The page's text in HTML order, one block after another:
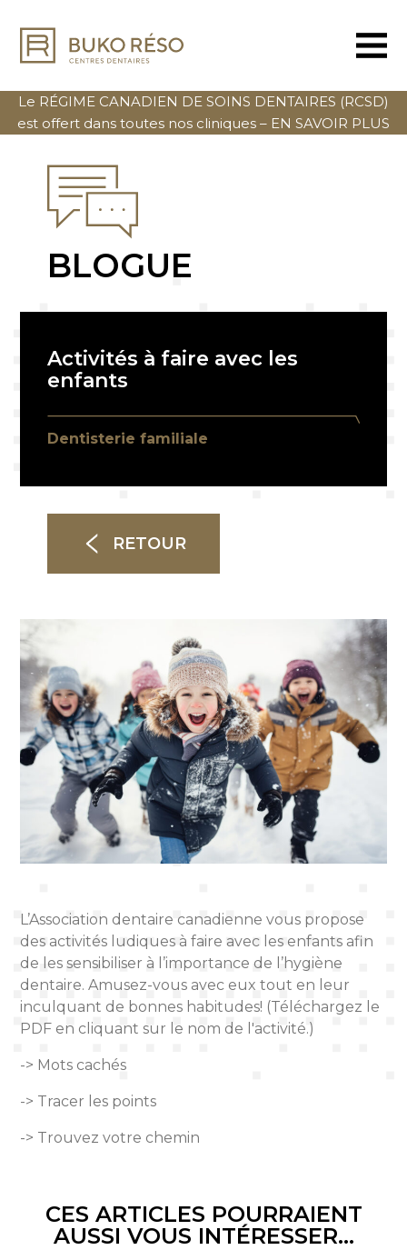
Le RÉGIME CANADIEN DE SOINS DENTAIRES (RCSD)
est offert dans toutes nos cliniques – EN SAVOIR PLUS
BLOGUE
Activités à faire avec les
enfants
Dentisterie familiale
RETOUR
L’Association dentaire canadienne vous propose
des activités ludiques à faire avec les enfants afin
de les sensibiliser à l’importance de l’hygiène
dentaire. Amusez-vous avec eux tout en leur
inculquant de bonnes habitudes! (Téléchargez le
PDF en cliquant sur le nom de l'activité.)
-> Mots cachés
-> Tracer les points
-> Trouvez votre chemin
CES ARTICLES POURRAIENT
AUSSI VOUS INTÉRESSER...